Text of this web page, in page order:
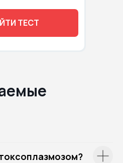
ТЕСТ